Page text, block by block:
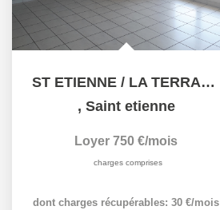
ST ETIENNE / LA TERRASSE/GROUCHY /12 PLACE DES GRENADIERS...
, Saint etienne
Loyer 750 €/mois
charges comprises
dont charges récupérables: 30 €/mois